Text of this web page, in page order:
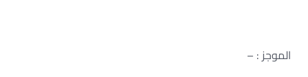
الموجز : –